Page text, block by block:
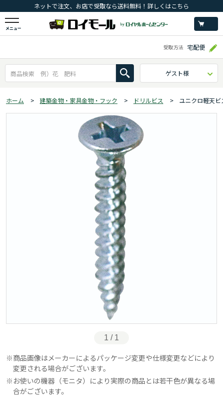
ネットで注文、お店で受取なら送料無料！詳しくはこちら
メニュー
受取方法 宅配便
ゲスト様
ホーム > 建築金物・家具金物・フック > ドリルビス > ユニクロ軽天
1 / 1
商品画像はメーカーによるパッケージ変更や仕様変更などにより
変更される場合がございます。
お使いの機器（モニタ）により実際の商品とは若干色が異なる場
合がございます。